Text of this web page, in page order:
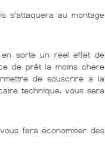
s'attaquera au montage
sorte un réel effet de
de prêt la moins chère
de souscrire à la
technique, vous sera
fera économiser des